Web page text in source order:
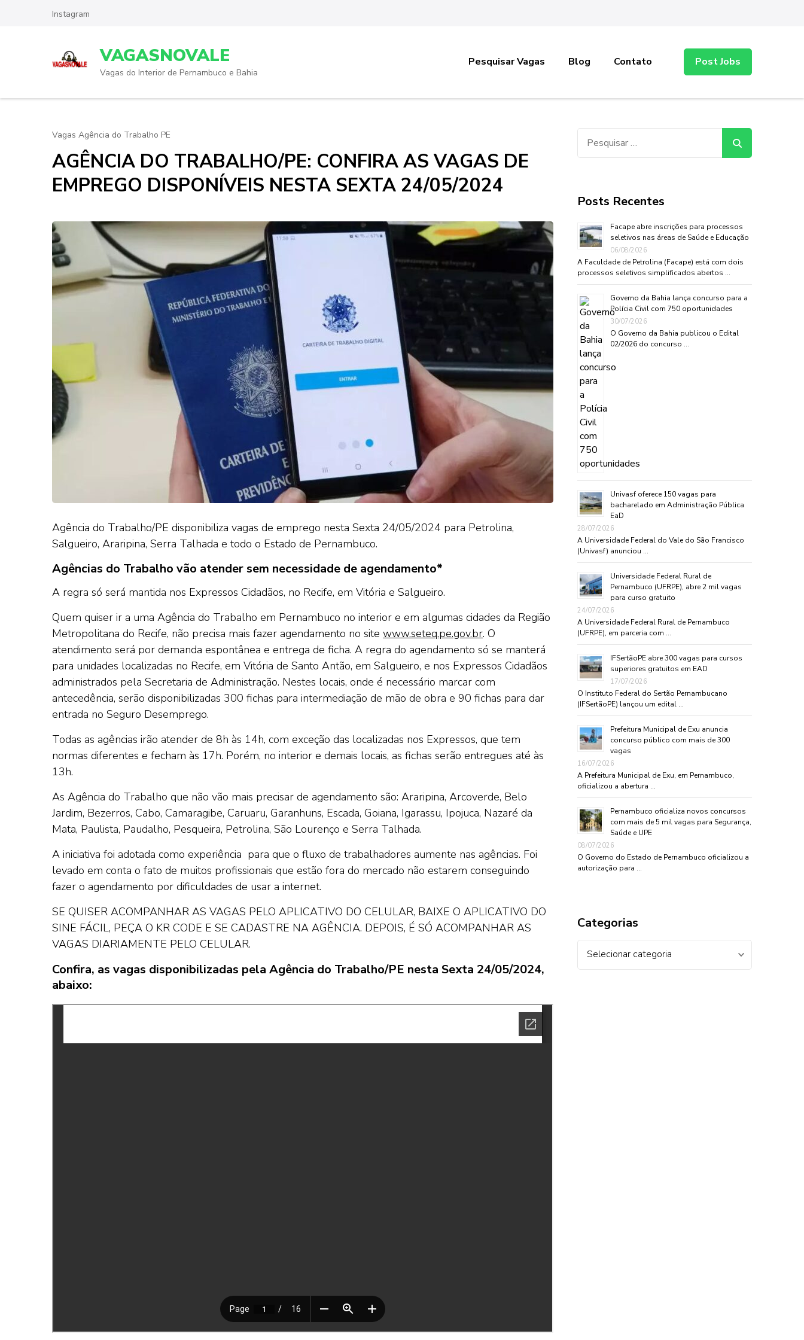
Instagram
VAGASNOVALE
Vagas do Interior de Pernambuco e Bahia
Pesquisar Vagas Blog Contato Post Jobs
Vagas Agência do Trabalho PE
AGÊNCIA DO TRABALHO/PE: CONFIRA AS VAGAS DE
EMPREGO DISPONÍVEIS NESTA SEXTA 24/05/2024
Agência do Trabalho/PE disponibiliza vagas de emprego nesta Sexta 24/05/2024 para Petrolina,
Salgueiro, Araripina, Serra Talhada e todo o Estado de Pernambuco.
Agências do Trabalho vão atender sem necessidade de agendamento*
A regra só será mantida nos Expressos Cidadãos, no Recife, em Vitória e Salgueiro.
Quem quiser ir a uma Agência do Trabalho em Pernambuco no interior e em algumas cidades da Região
Metropolitana do Recife, não precisa mais fazer agendamento no site www.seteq.pe.gov.br. O
atendimento será por demanda espontânea e entrega de ficha. A regra do agendamento só se manterá
para unidades localizadas no Recife, em Vitória de Santo Antão, em Salgueiro, e nos Expressos Cidadãos
administrados pela Secretaria de Administração. Nestes locais, onde é necessário marcar com
antecedência, serão disponibilizadas 300 fichas para intermediação de mão de obra e 90 fichas para dar
entrada no Seguro Desemprego.
Todas as agências irão atender de 8h às 14h, com exceção das localizadas nos Expressos, que tem
normas diferentes e fecham às 17h. Porém, no interior e demais locais, as fichas serão entregues até às
13h.
As Agência do Trabalho que não vão mais precisar de agendamento são: Araripina, Arcoverde, Belo
Jardim, Bezerros, Cabo, Camaragibe, Caruaru, Garanhuns, Escada, Goiana, Igarassu, Ipojuca, Nazaré da
Mata, Paulista, Paudalho, Pesqueira, Petrolina, São Lourenço e Serra Talhada.
A iniciativa foi adotada como experiência para que o fluxo de trabalhadores aumente nas agências. Foi
levado em conta o fato de muitos profissionais que estão fora do mercado não estarem conseguindo
fazer o agendamento por dificuldades de usar a internet.
SE QUISER ACOMPANHAR AS VAGAS PELO APLICATIVO DO CELULAR, BAIXE O APLICATIVO DO
SINE FÁCIL, PEÇA O KR CODE E SE CADASTRE NA AGÊNCIA. DEPOIS, É SÓ ACOMPANHAR AS
VAGAS DIARIAMENTE PELO CELULAR.
Confira, as vagas disponibilizadas pela Agência do Trabalho/PE nesta Sexta 24/05/2024,
abaixo:
Posts Recentes
Facape abre inscrições para processos
seletivos nas áreas de Saúde e Educação
06/08/2026
A Faculdade de Petrolina (Facape) está com dois
processos seletivos simplificados abertos …
Governo da Bahia lança concurso para a
Polícia Civil com 750 oportunidades
30/07/2026
O Governo da Bahia publicou o Edital
02/2026 do concurso …
Univasf oferece 150 vagas para
bacharelado em Administração Pública
EaD
28/07/2026
A Universidade Federal do Vale do São Francisco
(Univasf) anunciou …
Universidade Federal Rural de
Pernambuco (UFRPE), abre 2 mil vagas
para curso gratuito
24/07/2026
A Universidade Federal Rural de Pernambuco
(UFRPE), em parceria com …
IFSertãoPE abre 300 vagas para cursos
superiores gratuitos em EAD
17/07/2026
O Instituto Federal do Sertão Pernambucano
(IFSertãoPE) lançou um edital …
Prefeitura Municipal de Exu anuncia
concurso público com mais de 300
vagas
16/07/2026
A Prefeitura Municipal de Exu, em Pernambuco,
oficializou a abertura …
Pernambuco oficializa novos concursos
com mais de 5 mil vagas para Segurança,
Saúde e UPE
08/07/2026
O Governo do Estado de Pernambuco oficializou a
autorização para …
Categorias
Categorias